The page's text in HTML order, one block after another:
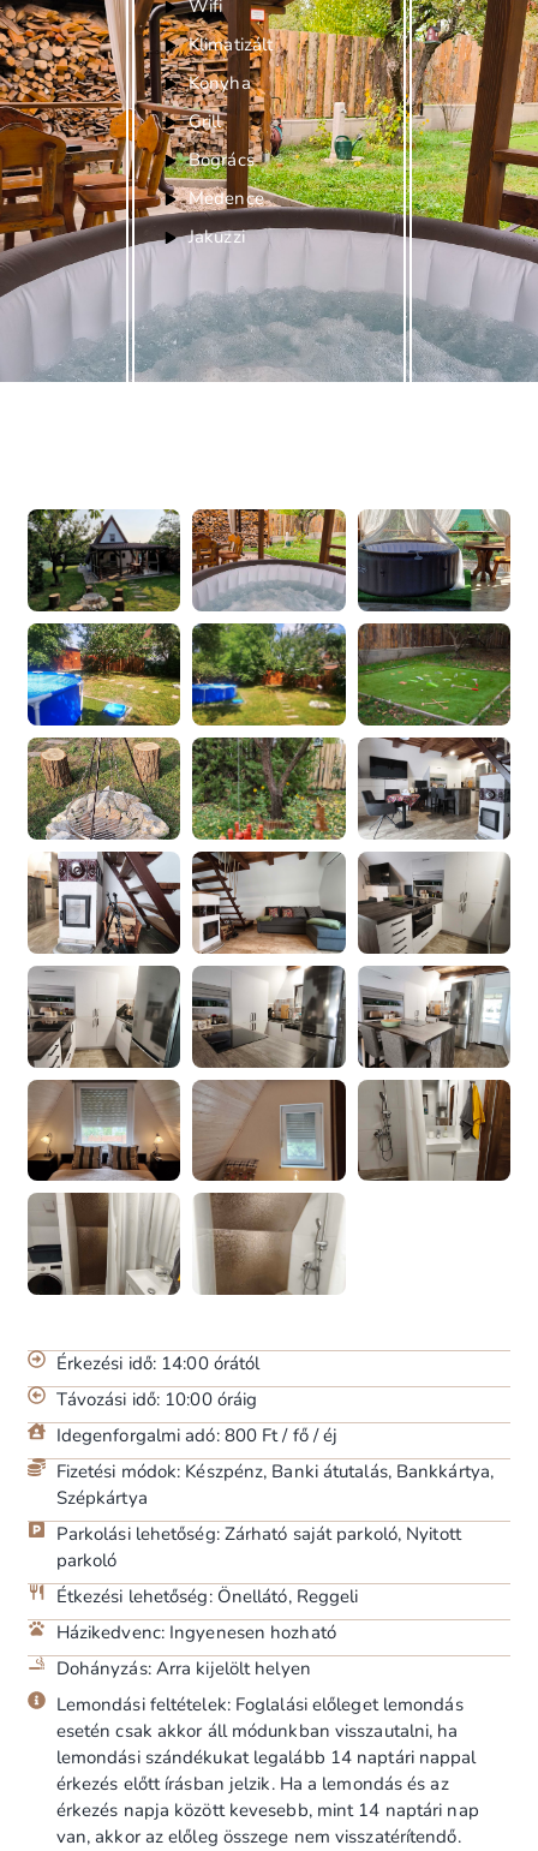
Wifi
Klimatizált
Konyha
Grill
Bogrács
Medence
Jakuzzi
Érkezési idő: 14:00 órától
Távozási idő: 10:00 óráig
Idegenforgalmi adó: 800 Ft / fő / éj
Fizetési módok: Készpénz, Banki átutalás, Bankkártya,
Szépkártya
Parkolási lehetőség: Zárható saját parkoló, Nyitott
parkoló
Étkezési lehetőség: Önellátó, Reggeli
Házikedvenc: Ingyenesen hozható
Dohányzás: Arra kijelölt helyen
Lemondási feltételek: Foglalási előleget lemondás
esetén csak akkor áll módunkban visszautalni, ha
lemondási szándékukat legalább 14 naptári nappal
érkezés előtt írásban jelzik. Ha a lemondás és az
érkezés napja között kevesebb, mint 14 naptári nap
van, akkor az előleg összege nem visszatérítendő.